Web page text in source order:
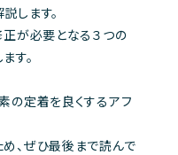
します。
正が必要となる３つの
す。
の定着を良くするアフ
、ぜひ最後まで読んで